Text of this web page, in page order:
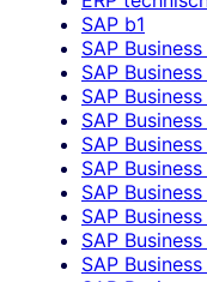
SAP b1
SAP
SAP
SAP
SAP
SAP
SAP
SAP
SAP
SAP
SAP